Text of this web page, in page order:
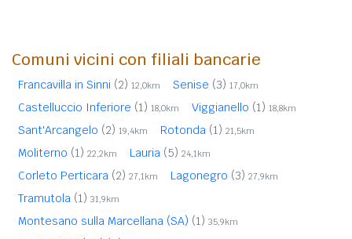
Comuni vicini con filiali bancarie
Francavilla in Sinni (2) 12,0km Senise (3) 17,0km
Castelluccio Inferiore (1) 18,0km Viggianello (1) 18,8km
Sant'Arcangelo (2) 19,4km Rotonda (1) 21,5km
Moliterno (1) 22,2km Lauria (5) 24,1km
Corleto Perticara (2) 27,1km Lagonegro (3) 27,9km
Tramutola (1) 31,9km
Montesano sulla Marcellana (SA) (1) 35,9km